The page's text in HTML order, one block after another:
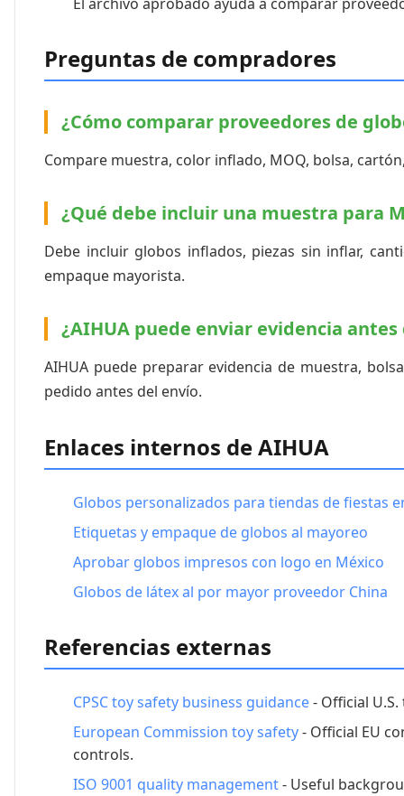
Preguntas de compradores
¿Cómo comparar proveedores de
Compare muestra, color inflado, MOQ, bolsa,
¿Qué debe incluir una muestra para
Debe incluir globos inflados, piezas sin inflar,
empaque mayorista.
¿AIHUA puede enviar evidencia
AIHUA puede preparar evidencia de muestra,
pedido antes del envío.
Enlaces internos de AIHUA
Globos personalizados para tiendas de fiestas
Etiquetas y empaque de globos al mayoreo
Aprobar globos impresos con logo en México
Globos de látex al por mayor proveedor China
Referencias externas
CPSC toy safety business guidance- Official
European Commission toy safety- Official EU
controls.
ISO 9001 quality management- Useful